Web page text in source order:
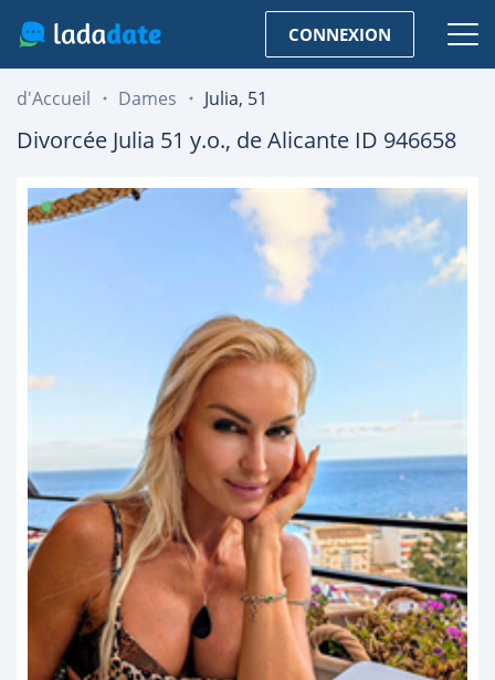
CONNEXION
d'Accueil Dames Julia, 51
Divorcée Julia 51 y.o., deAlicante ID 946658